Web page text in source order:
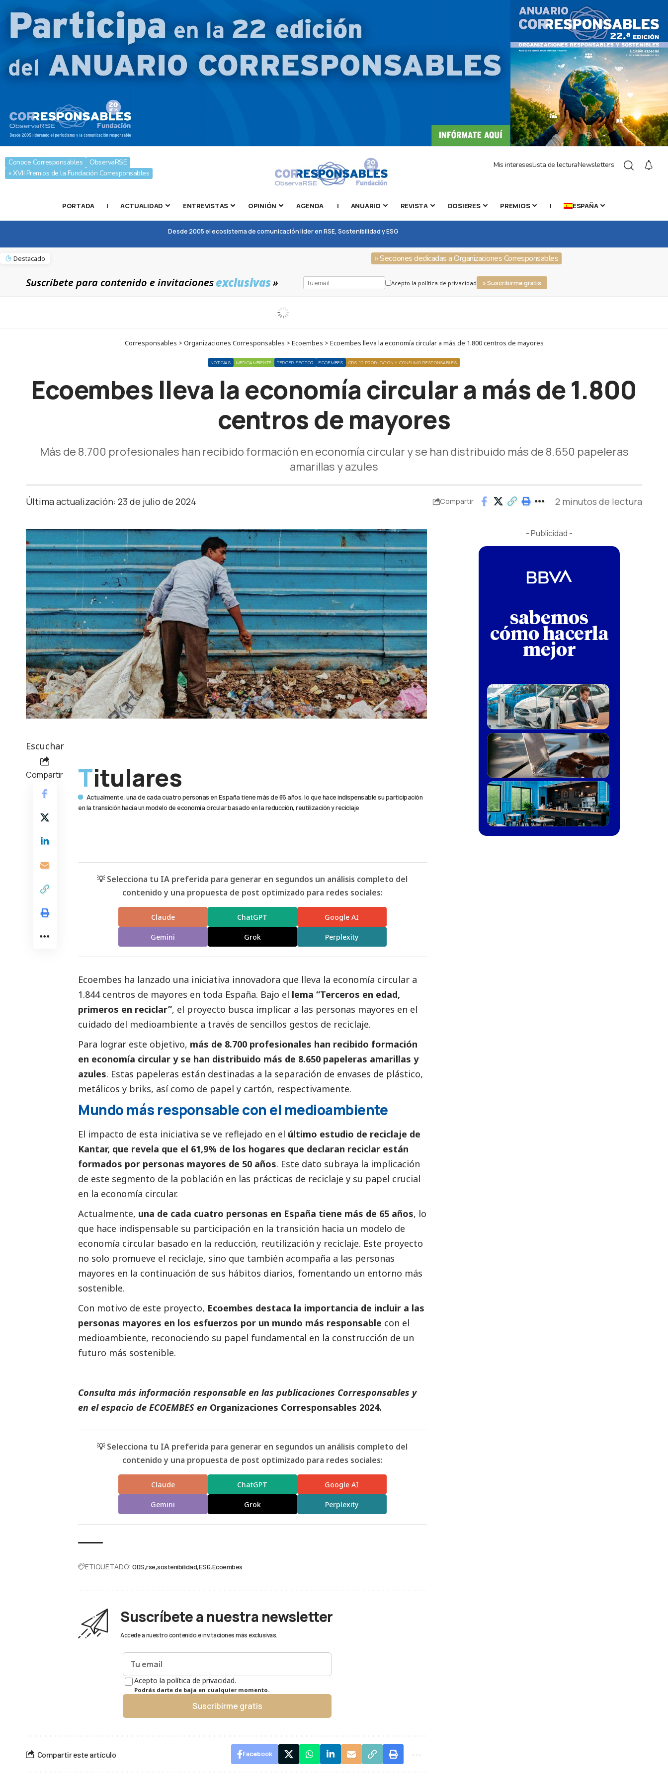
Conoce Corresponsables
ObservaRSE
» XVII Premios de la Fundación Corresponsables
Mis interesesLista de lecturaNewsletters
PORTADA | ACTUALIDAD ENTREVISTAS OPINIÓN AGENDA | ANUARIO REVISTA DOSIERES PREMIOS | ESPAÑA
Desde 2005 el ecosistema de comunicación líder en RSE, Sostenibilidad y ESG
Destacado » Secciones dedicadas a Organizaciones Corresponsables
Suscríbete para contenido e invitacionesexclusivas» Acepto la política de privacidad » Suscribirme gratis
Corresponsables > Organizaciones Corresponsables > Ecoembes > Ecoembes lleva la economía circular a más de 1.800 centros de mayores
NOTICIAS MEDIOAMBIENTE TERCER SECTOR ECOEMBES ODS 12 PRODUCCIÓN Y CONSUMO RESPONSABLES
Ecoembes lleva la economía circular a más de 1.800
centros de mayores
Más de 8.700 profesionales han recibido formación en economía circular y se han distribuido más de 8.650 papeleras
amarillas y azules
Última actualización: 23 de julio de 2024 Compartir 2 minutos de lectura
Escuchar
Compartir Titulares
Actualmente, una de cada cuatro personas en España tiene más de 65 años, lo que hace indispensable su participación
en la transición hacia un modelo de economía circular basado en la reducción, reutilización y reciclaje
💡 Selecciona tu IA preferida para generar en segundos un análisis completo del
contenido y una propuesta de post optimizado para redes sociales:
Claude ChatGPT Google AI
Gemini Grok Perplexity
Ecoembes ha lanzado una iniciativa innovadora que lleva la economía circular a
1.844 centros de mayores en toda España. Bajo el lema “Terceros en edad,
primeros en reciclar”, el proyecto busca implicar a las personas mayores en el
cuidado del medioambiente a través de sencillos gestos de reciclaje.
Para lograr este objetivo, más de 8.700 profesionales han recibido formación
en economía circular y se han distribuido más de 8.650 papeleras amarillas y
azules. Estas papeleras están destinadas a la separación de envases de plástico,
metálicos y briks, así como de papel y cartón, respectivamente.
Mundo más responsable con el medioambiente
El impacto de esta iniciativa se ve reflejado en el último estudio de reciclaje de
Kantar, que revela que el 61,9% de los hogares que declaran reciclar están
formados por personas mayores de 50 años. Este dato subraya la implicación
de este segmento de la población en las prácticas de reciclaje y su papel crucial
en la economía circular.
Actualmente, una de cada cuatro personas en España tiene más de 65 años, lo
que hace indispensable su participación en la transición hacia un modelo de
economía circular basado en la reducción, reutilización y reciclaje. Este proyecto
no solo promueve el reciclaje, sino que también acompaña a las personas
mayores en la continuación de sus hábitos diarios, fomentando un entorno más
sostenible.
Con motivo de este proyecto, Ecoembes destaca la importancia de incluir a las
personas mayores en los esfuerzos por un mundo más responsable con el
medioambiente, reconociendo su papel fundamental en la construcción de un
futuro más sostenible.
Consulta más información responsable en las publicaciones Corresponsables y
en el espacio de ECOEMBES en Organizaciones Corresponsables 2024.
💡 Selecciona tu IA preferida para generar en segundos un análisis completo del
contenido y una propuesta de post optimizado para redes sociales:
Claude ChatGPT Google AI
Gemini Grok Perplexity
ETIQUETADO: ODS rse sostenibilidad ESG Ecoembes
Suscríbete a nuestra newsletter
Accede a nuestro contenido e invitaciones más exclusivas.
Acepto la política de privacidad.
Podrás darte de baja en cualquier momento.
Suscribirme gratis
Compartir este artículo Facebook
- Publicidad -